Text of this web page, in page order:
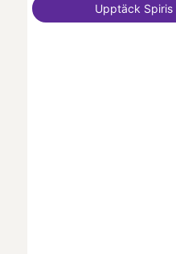
Upptäck Spiris